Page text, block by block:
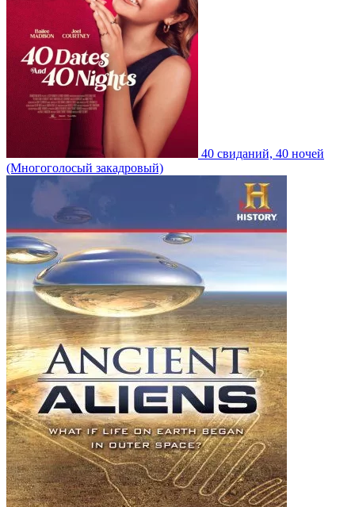
40 свиданий, 40 ночей
(Многоголосый закадровый)